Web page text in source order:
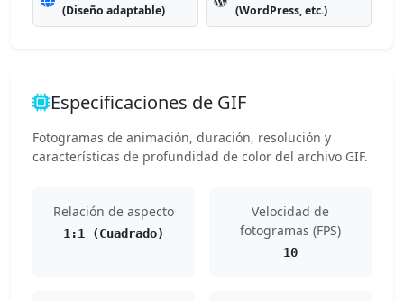
(Diseño adaptable) (WordPress, etc.)
Especificaciones de GIF
Fotogramas de animación, duración, resolución y
características de profundidad de color del archivo GIF.
Relación de aspecto
1:1 (Cuadrado)
Velocidad de
fotogramas (FPS)
10